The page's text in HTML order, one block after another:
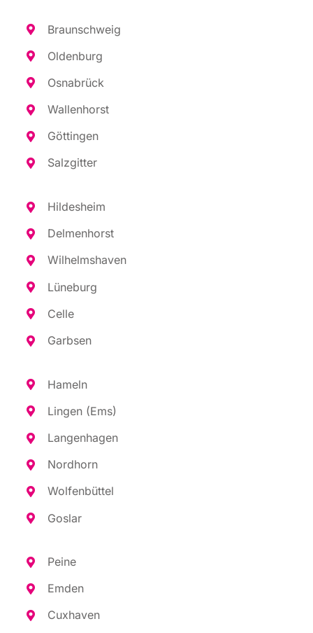
Braun­schweig
Olden­burg
Osna­brück
Wal­len­horst
Göt­tin­gen
Salz­git­ter
Hil­des­heim
Del­men­horst
Wil­helms­ha­ven
Lüne­burg
Cel­le
Garb­sen
Hameln
Lin­gen (Ems)
Lan­gen­ha­gen
Nord­horn
Wol­fen­büt­tel
Gos­lar
Pei­ne
Emden
Cux­ha­ven